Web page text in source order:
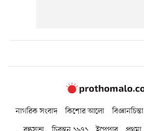
নাগরিক সংবাদ কিশোর আলো বিজ্ঞানচিন্তা